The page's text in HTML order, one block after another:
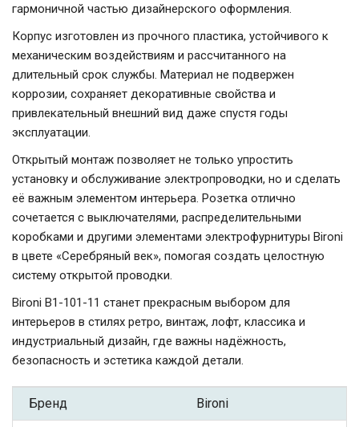
гармоничной частью дизайнерского оформления.
Корпус изготовлен из прочного пластика, устойчивого к
механическим воздействиям и рассчитанного на
длительный срок службы. Материал не подвержен
коррозии, сохраняет декоративные свойства и
привлекательный внешний вид даже спустя годы
эксплуатации.
Открытый монтаж позволяет не только упростить
установку и обслуживание электропроводки, но и сделать
её важным элементом интерьера. Розетка отлично
сочетается с выключателями, распределительными
коробками и другими элементами электрофурнитуры Bironi
в цвете «Серебряный век», помогая создать целостную
систему открытой проводки.
Bironi B1-101-11 станет прекрасным выбором для
интерьеров в стилях ретро, винтаж, лофт, классика и
индустриальный дизайн, где важны надёжность,
безопасность и эстетика каждой детали.
Бренд Bironi